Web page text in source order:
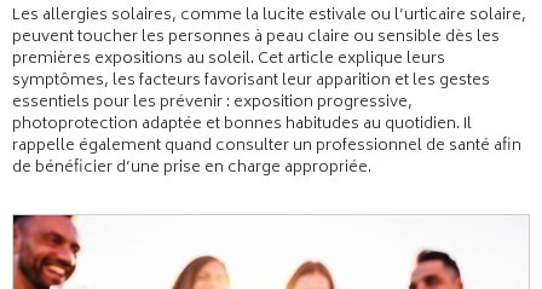
Les allergies solaires, comme la lucite estivale ou l’urticaire solaire,
peuvent toucher les personnes à peau claire ou sensible dès les
premières expositions au soleil. Cet article explique leurs
symptômes, les facteurs favorisant leur apparition et les gestes
essentiels pour les prévenir : exposition progressive,
photoprotection adaptée et bonnes habitudes au quotidien. Il
rappelle également quand consulter un professionnel de santé afin
de bénéficier d’une prise en charge appropriée.